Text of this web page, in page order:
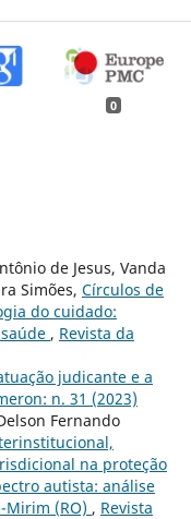
0
de Jesus, Vanda
Simões, Círculos de
do cuidado:
, Revista da
judicante e a
n. 31 (2023)
Fernando
na proteção
autista: análise
Mirim (RO) , Revista